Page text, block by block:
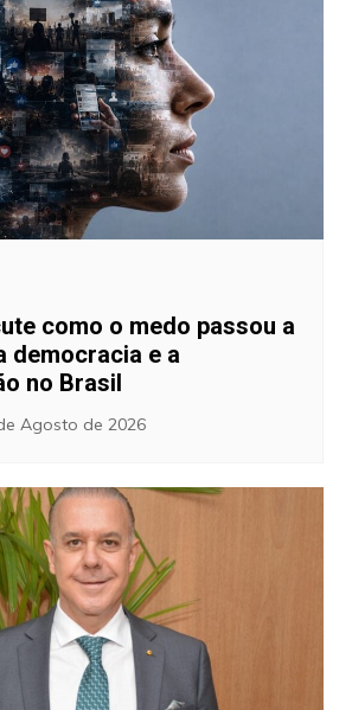
como o medo passou a
democracia e a
no Brasil
Agosto de 2026